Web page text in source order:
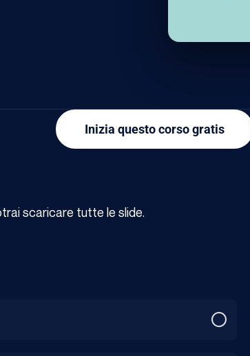
Inizia questo corso gratis
scaricare tutte le slide.